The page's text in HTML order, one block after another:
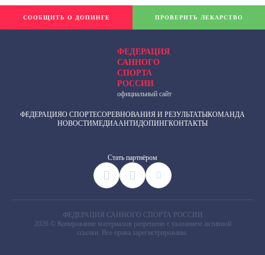
ФЕДЕРАЦИЯ
САННОГО
СПОРТА
РОССИИ
официальный сайт
ФЕДЕРАЦИЯО СПОРТЕСОРЕВНОВАНИЯ И РЕЗУЛЬТАТЫКОМАНДА
НОВОСТИМЕДИААНТИДОПИНГКОНТАКТЫ
Cтать партнёром
СООБЩИТЬ О ДОПИНГЕ ПРОВЕРИТЬ ЛЕКАРСТВО
ФЕДЕРАЦИЯ САННОГО СПОРТА РОССИИ
2026 © Копирование материалов разрешено с указанием активной
ссылки. Все права зарегистрированы.